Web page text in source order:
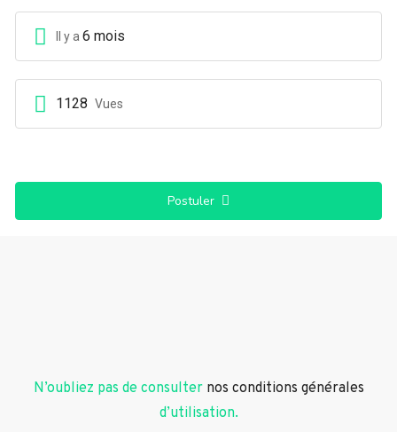
Il y a 6 mois
1128 Vues
Postuler
N’oubliez pas de consulter nos conditions générales
d’utilisation.